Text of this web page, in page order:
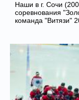
Наши в г. Сочи
соревнования
команда "Витязи"